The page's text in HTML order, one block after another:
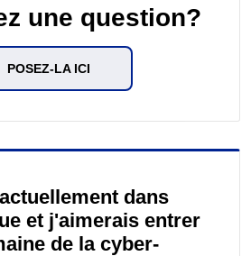
une question?
POSEZ-LA ICI
dans
et j'aimerais entrer
de la cyber-